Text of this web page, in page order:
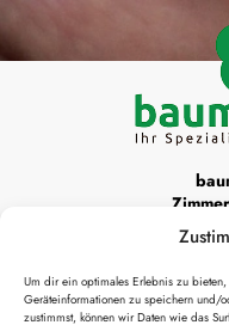
Um dir ein optimales Erlebnis zu
Geräteinformationen zu speichern und/
zustimmst, können wir Daten wie das